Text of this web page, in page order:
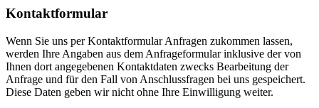
Kontaktformular
Wenn Sie uns per Kontaktformular Anfragen zukommen lassen,
werden Ihre Angaben aus dem Anfrageformular inklusive der von
Ihnen dort angegebenen Kontaktdaten zwecks Bearbeitung der
Anfrage und für den Fall von Anschlussfragen bei uns gespeichert.
Diese Daten geben wir nicht ohne Ihre Einwilligung weiter.